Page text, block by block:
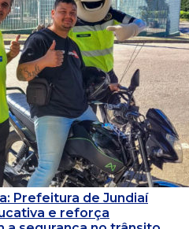
Prefeitura de Jundiaí
e reforça